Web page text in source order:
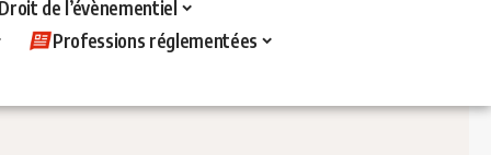
de l’évènementiel
Professions réglementées